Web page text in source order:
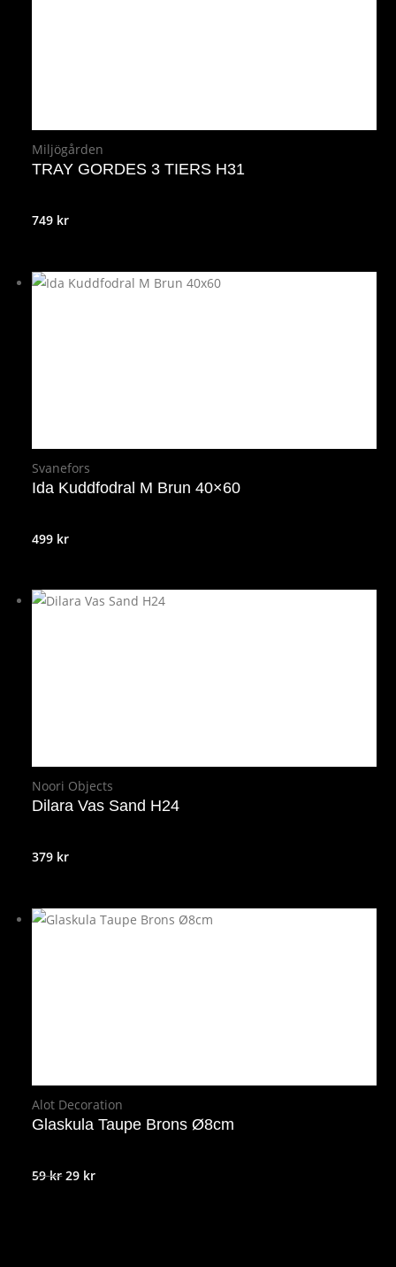
Miljögården
TRAY GORDES 3 TIERS H31
749 kr
Svanefors
Ida Kuddfodral M Brun 40×60
499 kr
Noori Objects
Dilara Vas Sand H24
379 kr
Alot Decoration
Glaskula Taupe Brons Ø8cm
59krDet
29 krDet